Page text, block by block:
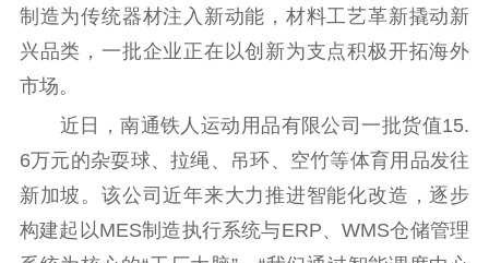
工作动态
理论学习 宣传宣讲 研究阐释
哲学社科
制造为传统器材注入新动能，材料工艺革新撬动新
兴品类，一批企业正在以创新为支点积极开拓海外
市场。
近日，南通铁人运动用品有限公司一批货值15.
6万元的杂耍球、拉绳、吊环、空竹等体育用品发往
新加坡。该公司近年来大力推进智能化改造，逐步
构建起以MES制造执行系统与ERP、WMS仓储管理